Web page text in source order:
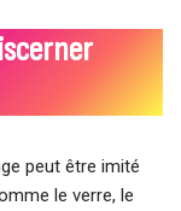
peut être imité
le verre, le